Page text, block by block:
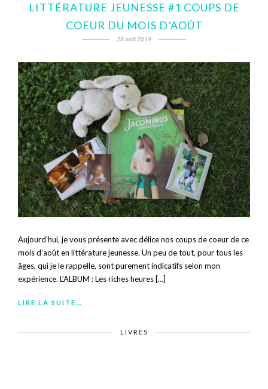
LITTÉRATURE JEUNESSE #1 COUPS DE
COEUR DU MOIS D’AOÛT
28 août 2019
Aujourd’hui, je vous présente avec délice nos coups de coeur de ce
mois d’août en littérature jeunesse. Un peu de tout, pour tous les
âges, qui je le rappelle, sont purement indicatifs selon mon
expérience. L’ALBUM : Les riches heures […]
LIRE LA SUITE…
LIVRES